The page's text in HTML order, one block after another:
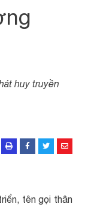
huy truyền
tên gọi thân